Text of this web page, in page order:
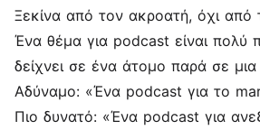
Ξεκίνα από τον ακροατή, όχι από
Ένα θέμα για podcast είναι πολύ
δείχνει σε ένα άτομο παρά σε μια
Αδύναμο: «Ένα podcast για το
Πιο δυνατό: «Ένα podcast για